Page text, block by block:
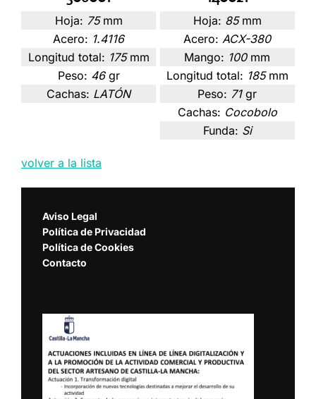
Hoja: 75 mm
Acero: 1.4116
Longitud total: 175 mm
Peso: 46 gr
Cachas: LATÓN
Hoja: 85 mm
Acero: ACX-380
Mango: 100 mm
Longitud total: 185 mm
Peso: 71 gr
Cachas: Cocobolo
Funda: Si
volver a la lista
Aviso Legal
Política de Privacidad
Política de Cookies
Contacto